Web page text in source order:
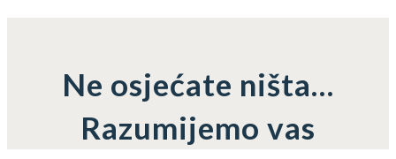
Ne osjećate ništa…
Razumijemo vas